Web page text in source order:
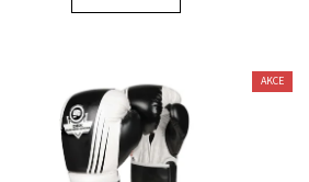
AKCE